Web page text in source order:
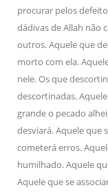
procurar pelos
dádivas de Allah não
outros. Aquele que
morto com ela.
nele. Os que
descortinadas.
grande o pecado
desviará. Aquele que
cometerá erros.
humilhado. Aquele
Aquele que se